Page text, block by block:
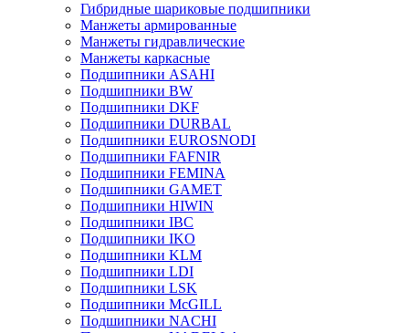
Гибридные шариковые подшипники
Манжеты армированные
Манжеты гидравлические
Манжеты каркасные
Подшипники ASAHI
Подшипники BW
Подшипники DKF
Подшипники DURBAL
Подшипники EUROSNODI
Подшипники FAFNIR
Подшипники FEMINA
Подшипники GAMET
Подшипники HIWIN
Подшипники IBC
Подшипники IKO
Подшипники KLM
Подшипники LDI
Подшипники LSK
Подшипники McGILL
Подшипники NACHI